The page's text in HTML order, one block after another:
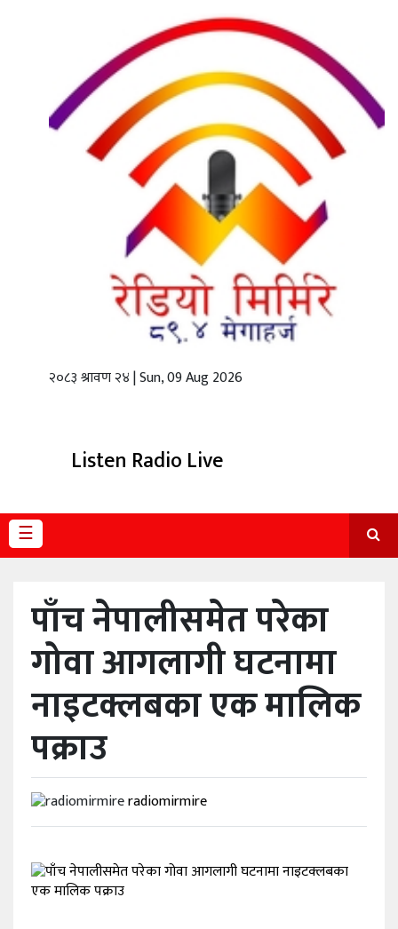
२०८३ श्रावण २४ | Sun, 09 Aug 2026
Listen Radio Live
☰
पाँच नेपालीसमेत परेका
गोवा आगलागी घटनामा
नाइटक्लबका एक मालिक
पक्राउ
radiomirmire